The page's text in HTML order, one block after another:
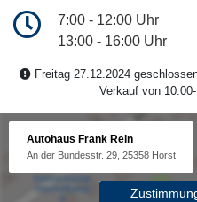
7:00 - 12:00 Uhr
13:00 - 16:00 Uhr
Freitag 27.12.2024
Verkauf von
Autohaus Frank Rein
An der Bundesstr. 29, 25358 Horst